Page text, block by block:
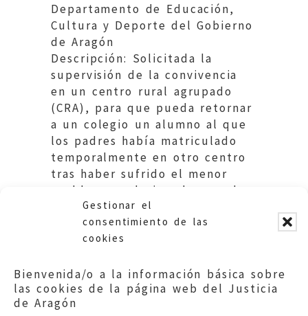
Gestionar el
consentimiento de las
cookies
Bienvenida/o a la información básica sobre
las cookies de la página web del Justicia
de Aragón
Departamento de Educación,
Cultura y Deporte del Gobierno
de Aragón
Descripción: Solicitada la
supervisión de la convivencia
en un centro rural agrupado
(CRA), para que pueda retornar
a un colegio un alumno al que
los padres había matriculado
temporalmente en otro centro
tras haber sufrido el menor
problemas relacionados con la
convivencia.